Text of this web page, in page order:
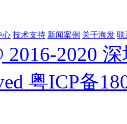
心 技术支持 新闻案例 关于海发 联
2016-2020
粤ICP备